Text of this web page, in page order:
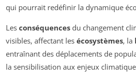
qui pourrait redéfinir la dynamique
Les conséquences du changement
visibles, affectant les écosystèmes, la
entraînant des déplacements de
la sensibilisation aux enjeux